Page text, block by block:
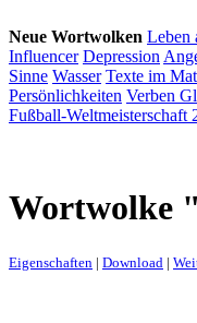
Neue Wortwolken Leben
Influencer Depression
Sinne Wasser Texte im
Persönlichkeiten Verben
Fußball-Weltmeisterschaft
Wortwolke
Eigenschaften | Download |